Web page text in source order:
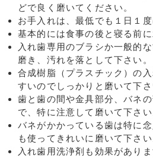
どで良く磨いてください。
お手入れは、最低でも１日１度
基本的には食事の後と寝る前
入れ歯専用のブラシか一般的
磨き、汚れを落として下さい。
合成樹脂（プラスチック）の
すいのでしっかりと磨いて下さ
歯と歯の間や金具部分、バネ
で、特に注意して磨いて下さい
バネがかかっている歯は特に
も使ってきれいに磨いて下さい
入れ歯用洗浄剤も効果があり